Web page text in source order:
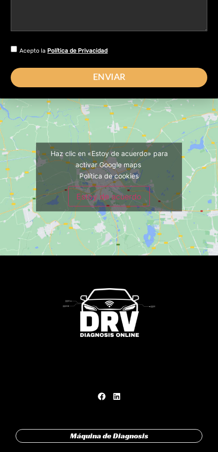
Acepto la Política de Privacidad
ENVIAR
Haz clic en «Estoy de acuerdo» para
activar Google maps
Política de cookies
Estoy de acuerdo
Máquina de Diagnosis